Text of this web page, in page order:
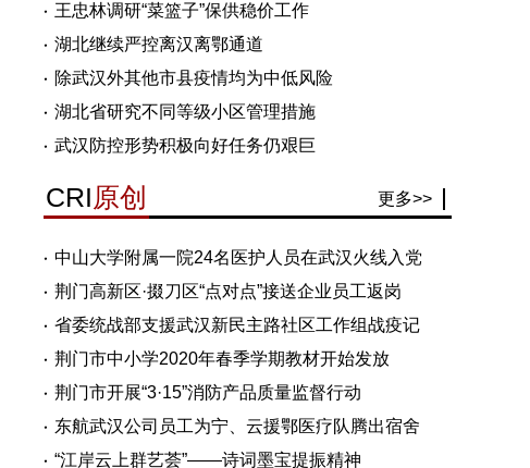
王忠林调研“菜篮子”保供稳价工作
湖北继续严控离汉离鄂通道
除武汉外其他市县疫情均为中低风险
湖北省研究不同等级小区管理措施
武汉防控形势积极向好任务仍艰巨
CRI原创 更多>>
中山大学附属一院24名医护人员在武汉火线入党
荆门高新区·掇刀区“点对点”接送企业员工返岗
省委统战部支援武汉新民主路社区工作组战疫记
荆门市中小学2020年春季学期教材开始发放
荆门市开展“3·15”消防产品质量监督行动
东航武汉公司员工为宁、云援鄂医疗队腾出宿舍
“江岸云上群艺荟”——诗词墨宝提振精神